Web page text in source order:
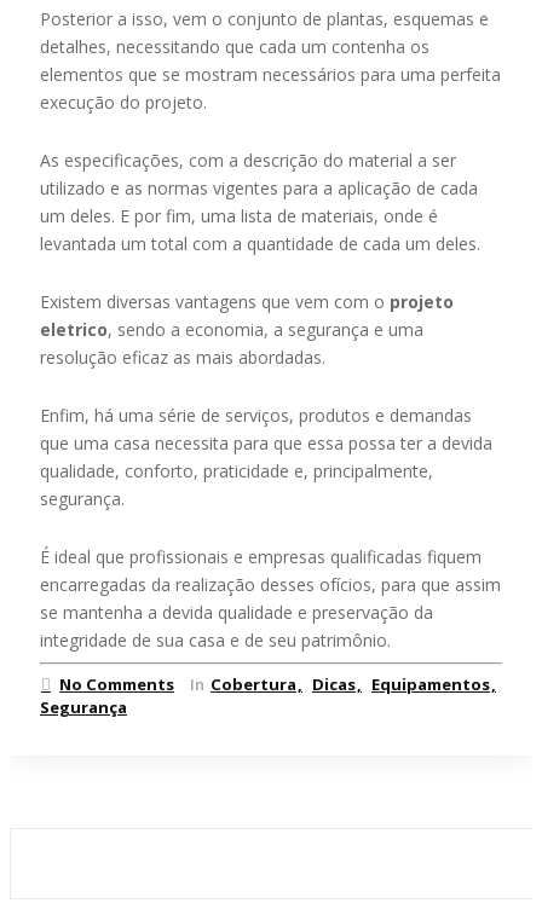
Posterior a isso, vem o conjunto de plantas, esquemas e
detalhes, necessitando que cada um contenha os
elementos que se mostram necessários para uma perfeita
execução do projeto.
As especificações, com a descrição do material a ser
utilizado e as normas vigentes para a aplicação de cada
um deles. E por fim, uma lista de materiais, onde é
levantada um total com a quantidade de cada um deles.
Existem diversas vantagens que vem com o projeto
eletrico, sendo a economia, a segurança e uma
resolução eficaz as mais abordadas.
Enfim, há uma série de serviços, produtos e demandas
que uma casa necessita para que essa possa ter a devida
qualidade, conforto, praticidade e, principalmente,
segurança.
É ideal que profissionais e empresas qualificadas fiquem
encarregadas da realização desses ofícios, para que assim
se mantenha a devida qualidade e preservação da
integridade de sua casa e de seu patrimônio.
No Comments In Cobertura Dicas
Equipamentos
Segurança